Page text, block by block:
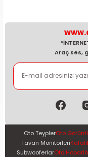
Araç ses,
Oto TeyplerOto
Tavan Monitörleri
SubwooferlarOto